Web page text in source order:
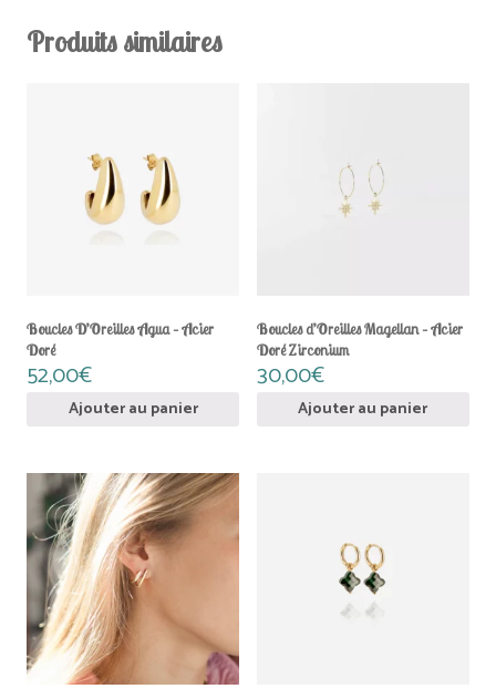
Produits similaires
Boucles D’Oreilles Agua – Acier
Doré
52,00€
Ajouter au panier
Boucles d’Oreilles Magellan – Acier
Doré Zirconium
30,00€
Ajouter au panier